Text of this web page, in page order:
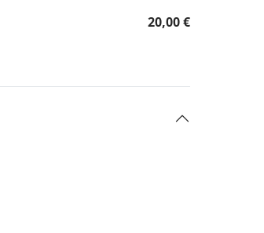
20,00 €